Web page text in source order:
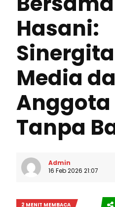
Hasani:
Media
Anggota
Tanpa
Admin
16 Feb 2026 21:07
2 MENIT MEMBACA